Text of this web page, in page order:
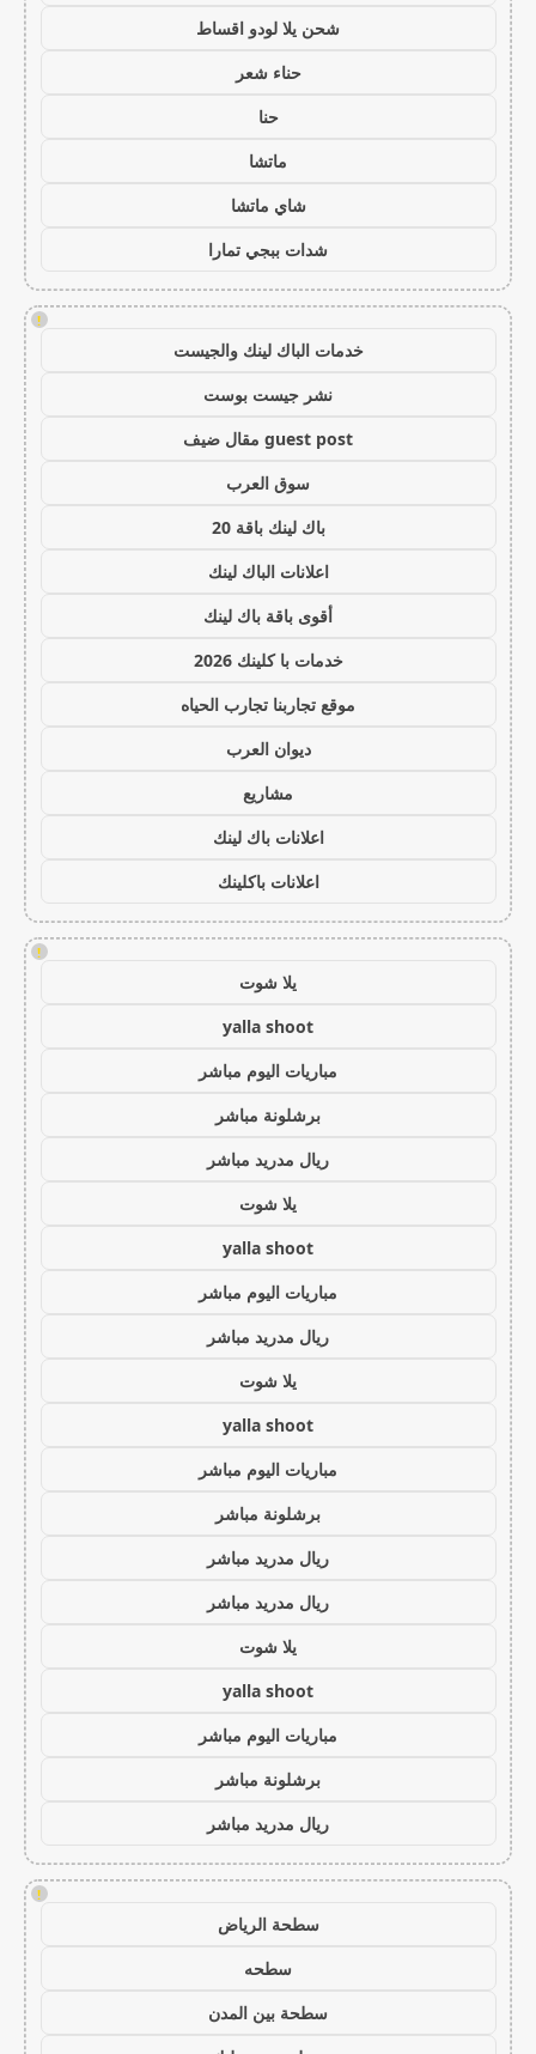
شحن يلا لودو اقساط
حناء شعر
حنا
ماتشا
شاي ماتشا
شدات ببجي تمارا
!
خدمات الباك لينك والجيست
نشر جيست بوست
guest post مقال ضيف
سوق العرب
باك لينك باقة 20
اعلانات الباك لينك
أقوى باقة باك لينك
خدمات با كلينك 2026
موقع تجاربنا تجارب الحياه
ديوان العرب
مشاريع
اعلانات باك لينك
اعلانات باكلينك
!
يلا شوت
yalla shoot
مباريات اليوم مباشر
برشلونة مباشر
ريال مدريد مباشر
يلا شوت
yalla shoot
مباريات اليوم مباشر
ريال مدريد مباشر
يلا شوت
yalla shoot
مباريات اليوم مباشر
برشلونة مباشر
ريال مدريد مباشر
ريال مدريد مباشر
يلا شوت
yalla shoot
مباريات اليوم مباشر
برشلونة مباشر
ريال مدريد مباشر
!
سطحة الرياض
سطحه
سطحة بين المدن